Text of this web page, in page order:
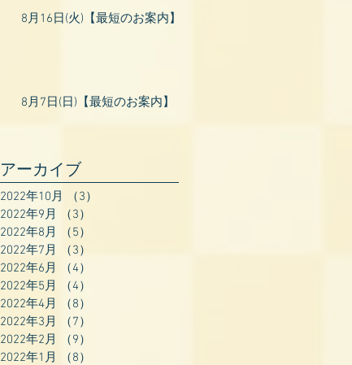
8月16日(火)【最短のお案内】
8月7日(日)【最短のお案内】
アーカイブ
2022年10月 （3）
2022年9月
（3）
2022年8月
（5）
2022年7月
（3）
2022年6月
（4）
2022年5月
（4）
2022年4月
（8）
2022年3月
（7）
2022年2月
（9）
2022年1月
（8）